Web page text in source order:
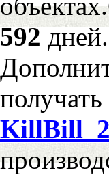
592дней.
получать